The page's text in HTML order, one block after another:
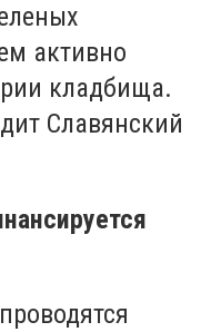
активно
кладбища.
Славянский